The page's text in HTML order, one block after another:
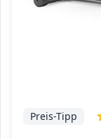
Preis-Tipp